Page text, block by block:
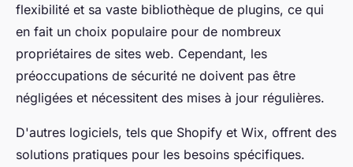
flexibilité et sa vaste bibliothèque de plugins, ce qui
en fait un choix populaire pour de nombreux
propriétaires de sites web. Cependant, les
préoccupations de sécurité ne doivent pas être
négligées et nécessitent des mises à jour régulières.
D'autres logiciels, tels que Shopify et Wix, offrent des
solutions pratiques pour les besoins spécifiques.